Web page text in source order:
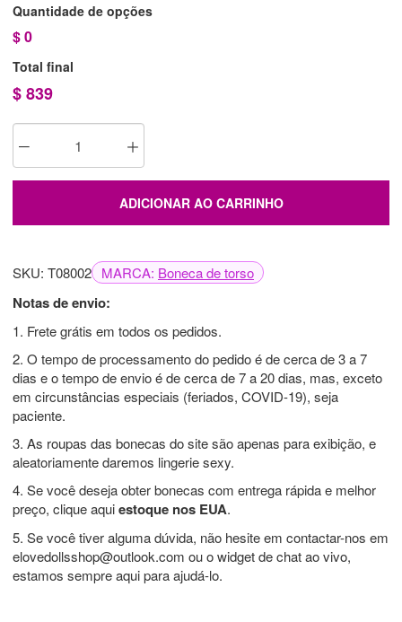
Quantidade de opções
$0
Total final
$839
ADICIONAR AO CARRINHO
SKU: T08002 MARCA: Boneca de torso
Notas de envio:
1. Frete grátis em todos os pedidos.
2. O tempo de processamento do pedido é de cerca de 3 a 7
dias e o tempo de envio é de cerca de 7 a 20 dias, mas, exceto
em circunstâncias especiais (feriados, COVID-19), seja
paciente.
3. As roupas das bonecas do site são apenas para exibição, e
aleatoriamente daremos lingerie sexy.
4. Se você deseja obter bonecas com entrega rápida e melhor
preço, clique aquiestoque nos EUA.
5. Se você tiver alguma dúvida, não hesite em contactar-nos em
elovedollsshop@outlook.com ou o widget de chat ao vivo,
estamos sempre aqui para ajudá-lo.